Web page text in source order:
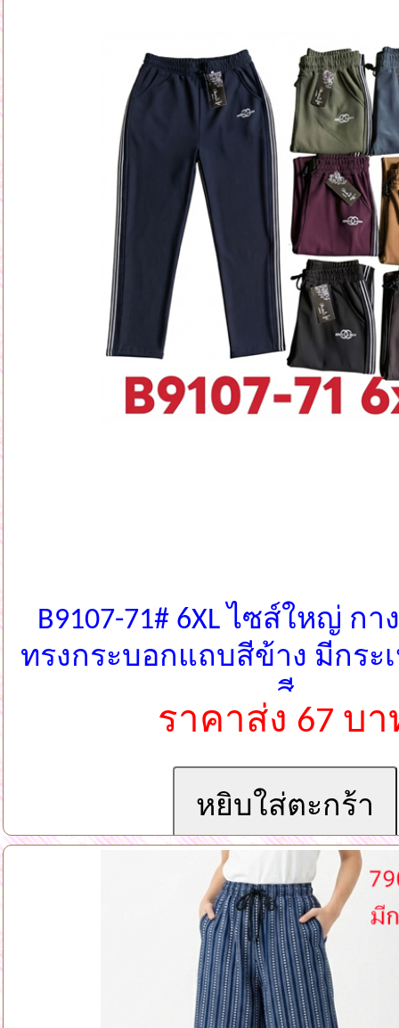
B9107-71# 6XL ไซส์ใหญ่ กา
ทรงกระบอกแถบสีข้าง มีกระ
สี
ราคาส่ง 67 บา